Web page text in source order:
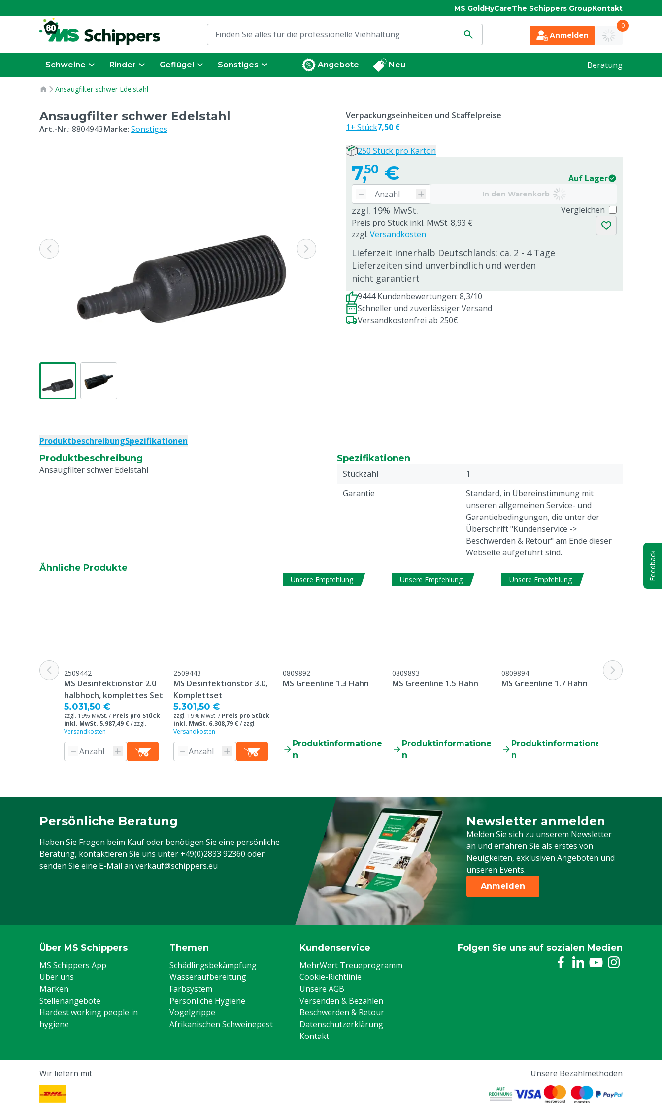
MS GoldHyCareThe Schippers GroupKontakt
Anmelden
0
Schweine Rinder Geflügel Sonstiges Angebote Neu Beratung
Ansaugfilter schwer Edelstahl
Ansaugfilter schwer Edelstahl
Art.-Nr.: 8804943Marke: Sonstiges
7,50 € Auf Lager
In den Warenkorb
zzgl. 19% MwSt.
Preis pro Stück inkl. MwSt. 8,93 €
zzgl. Versandkosten
Lieferzeit innerhalb Deutschlands: ca. 2 - 4 Tage
Lieferzeiten sind unverbindlich und werden
nicht garantiert
Vergleichen
Verpackungseinheiten und Staffelpreise
1+ Stück7,50 €
250 Stück pro Karton
9444 Kundenbewertungen: 8,3/10
Schneller und zuverlässiger Versand
Versandkostenfrei ab 250€
ProduktbeschreibungSpezifikationen
Produktbeschreibung
Ansaugfilter schwer Edelstahl
Spezifikationen
Stückzahl
1
Garantie
Standard, in Übereinstimmung mit
unseren allgemeinen Service- und
Garantiebedingungen, die unter der
Überschrift "Kundenservice ->
Beschwerden & Retour" am Ende dieser
Webseite aufgeführt sind.
Ähnliche Produkte
2509442
MS Desinfektionstor 2.0
halbhoch, komplettes Set
5.031,50 €
zzgl. 19% MwSt. / Preis pro Stück
inkl. MwSt. 5.987,49 €/ zzgl.
Versandkosten
2509443
MS Desinfektionstor 3.0,
Komplettset
5.301,50 €
zzgl. 19% MwSt. / Preis pro Stück
inkl. MwSt. 6.308,79 €/ zzgl.
Versandkosten
Unsere Empfehlung
0809892
MS Greenline 1.3 Hahn
Produktinformatione
n
Unsere Empfehlung
0809893
MS Greenline 1.5 Hahn
Produktinformatione
n
Unsere Empfehlung
0809894
MS Greenline 1.7 Hahn
Produktinformatione
n
M0808021
MS
Persönliche Beratung
Haben Sie Fragen beim Kauf oder benötigen Sie eine persönliche
Beratung, kontaktieren Sie uns unter +49(0)2833 92360 oder
senden Sie eine E-Mail an verkauf@schippers.eu
Newsletter anmelden
Melden Sie sich zu unserem Newsletter
an und erfahren Sie als erstes von
Neuigkeiten, exklusiven Angeboten und
unseren Events.
Melden Sie sich für unseren Newsletter
Anmelden
Über MS Schippers
MS Schippers App
Über uns
Marken
Stellenangebote
Hardest working people in
hygiene
Themen
Schädlingsbekämpfung
Wasseraufbereitung
Farbsystem
Persönliche Hygiene
Vogelgrippe
Afrikanischen Schweinepest
Kundenservice
MehrWert Treueprogramm
Cookie-Richtlinie
Unsere AGB
Versenden & Bezahlen
Beschwerden & Retour
Datenschutzerklärung
Kontakt
Folgen Sie uns auf sozialen Medien
Wir liefern mit Unsere Bezahlmethoden
Feedback